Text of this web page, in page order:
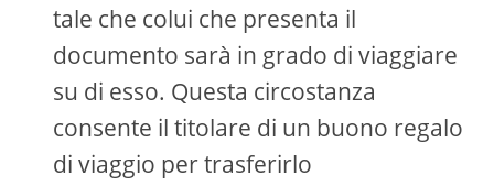
tale che colui che presenta il
documento sarà in grado di viaggiare
su di esso. Questa circostanza
consente il titolare di un buono regalo
di viaggio per trasferirlo